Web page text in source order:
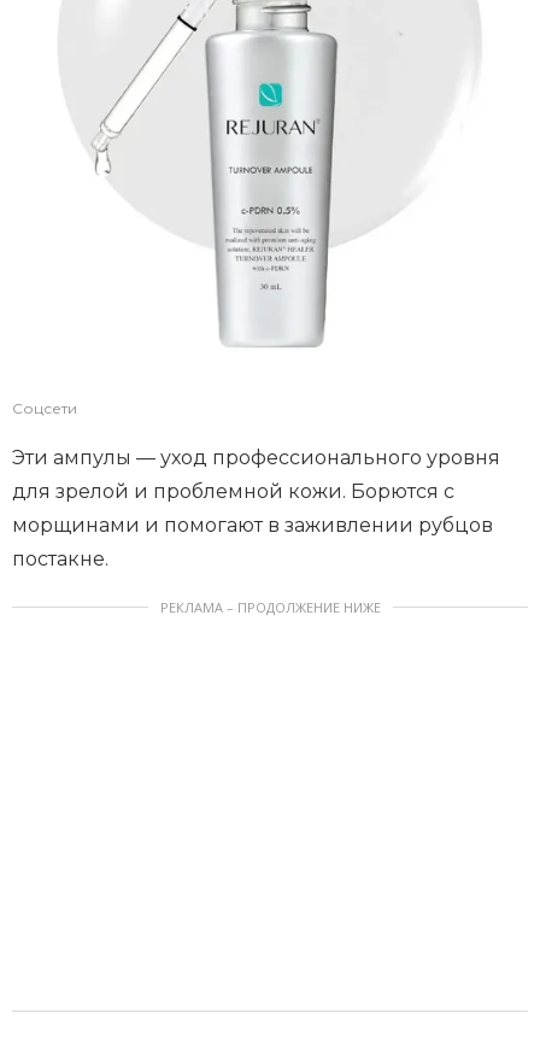
Соцсети
Эти ампулы — уход профессионального уровня
для зрелой и проблемной кожи. Борются с
морщинами и помогают в заживлении рубцов
постакне.
РЕКЛАМА – ПРОДОЛЖЕНИЕ НИЖЕ